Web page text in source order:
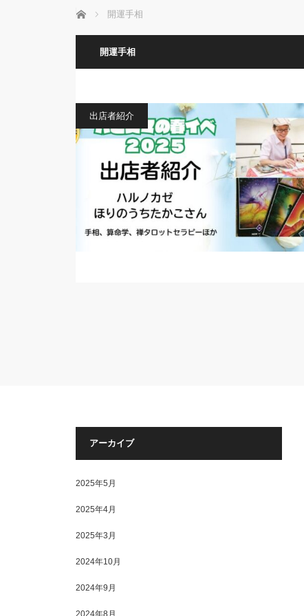
ホーム 開運手相
開運手相
出店者紹介
アーカイブ
2025年5月
2025年4月
2025年3月
2024年10月
2024年9月
2024年8月